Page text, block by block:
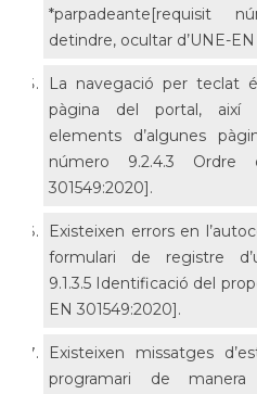
*parpadeante[requisit
detindre, ocultar d’UNE-
La navegació per teclat
pàgina del portal, així
elements d’algunes
número 9.2.4.3 Ordre
301549:2020].
Existeixen errors en
formulari de registre
9.1.3.5 Identificació del
EN 301549:2020].
Existeixen missatges
programari de